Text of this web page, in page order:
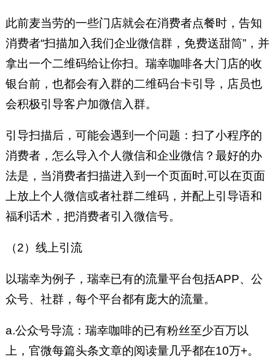
此前麦当劳的一些门店就会在消费者点餐时，告知
消费者“扫描加入我们企业微信群，免费送甜筒”，并
拿出一个二维码给让你扫。瑞幸咖啡各大门店的收
银台前，也都会有入群的二维码台卡引导，店员也
会积极引导客户加微信入群。
引导扫描后，可能会遇到一个问题：扫了小程序的
消费者，怎么导入个人微信和企业微信？最好的办
法是，当消费者扫描进入到一个页面时,可以在页面
上放上个人微信或者社群二维码，并配上引导语和
福利话术，把消费者引入微信号。
（2）线上引流
以瑞幸为例子，瑞幸已有的流量平台包括APP、公
众号、社群，每个平台都有庞大的流量。
a.公众号导流：瑞幸咖啡的已有粉丝至少百万以
上，官微每篇头条文章的阅读量几乎都在10万+。